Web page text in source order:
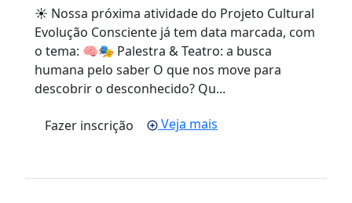
☀️ Nossa próxima atividade do Projeto Cultural
Evolução Consciente já tem data marcada, com
o tema: 🧠🎭 Palestra & Teatro: a busca
humana pelo saber O que nos move para
descobrir o desconhecido? Qu...
Fazer inscrição Veja mais